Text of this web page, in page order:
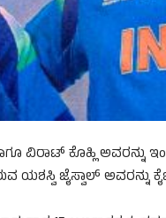
ವಿರಾಟ್ ಕೊಹ್ಲಿ ಅವರನ್ನು
ಯಶಸ್ವಿ ಜೈಸ್ವಾಲ್ ಅವರನ್ನು